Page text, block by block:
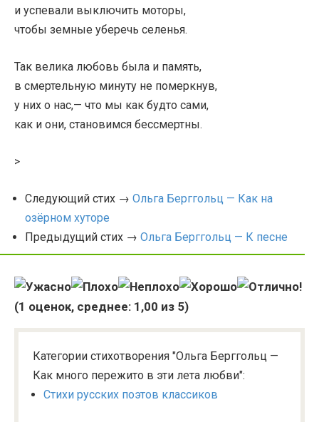
и успевали выключить моторы,
чтобы земные уберечь селенья.
Так велика любовь была и память,
в смертельную минуту не померкнув,
у них о нас,— что мы как будто сами,
как и они, становимся бессмертны.
>
Следующий стих → Ольга Берггольц — Как на
озёрном хуторе
Предыдущий стих → Ольга Берггольц — К песне
(1 оценок, среднее: 1,00 из 5)
Категории стихотворения "Ольга Берггольц —
Как много пережито в эти лета любви":
Стихи русских поэтов классиков